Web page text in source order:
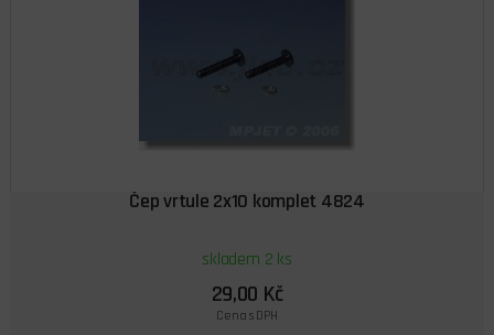
Čep vrtule 2x10 komplet 4824
skladem 2 ks
29,00 Kč
Cena s DPH